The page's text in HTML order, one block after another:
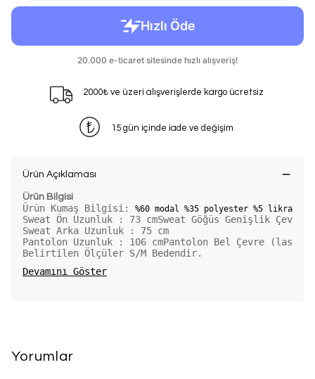
2000₺ ve üzeri alışverişlerde kargo ücretsiz
15 gün içinde iade ve değişim
Ürün Açıklaması
Ürün Bilgisi
Ürün Kumaş Bilgisi: %60 modal %35 polyester %5 likra
Sweat Ön Uzunluk : 73 cmSweat Göğüs Genişlik
Sweat Arka Uzunluk : 75 cm
Pantolon Uzunluk : 106 cmPantolon Bel Çevre (lastik
Belirtilen Ölçüler S/M Bedendir.
Devamını Göster
Yorumlar